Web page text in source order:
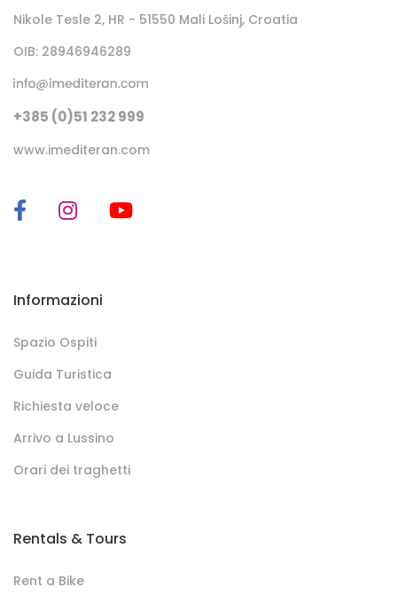
Nikole Tesle 2, HR - 51550 Mali Lošinj, Croatia
OIB: 28946946289
+385 (0)51 232 999
www.imediteran.com
Informazioni
Spazio Ospiti
Guida Turistica
Richiesta veloce
Arrivo a Lussino
Orari dei traghetti
Rentals & Tours
Rent a Bike